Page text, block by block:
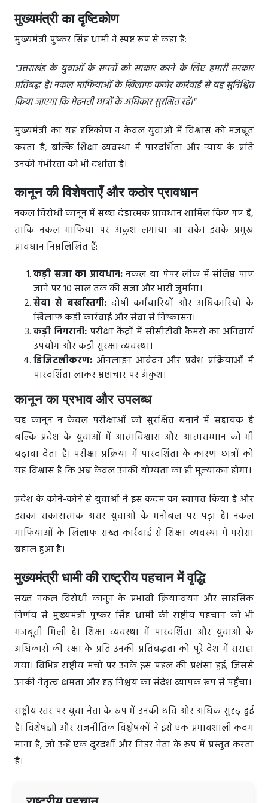
मुख्यमंत्री का दृष्टिकोण
मुख्यमंत्री पुष्कर सिंह धामी ने स्पष्ट रूप से कहा है:
"उत्तराखंड के युवाओं के सपनों को साकार करने के लिए हमारी सरकार
प्रतिबद्ध है। नकल माफियाओं के खिलाफ कठोर कार्रवाई से यह सुनिश्चित
किया जाएगा कि मेहनती छात्रों के अधिकार सुरक्षित रहें।"
मुख्यमंत्री का यह दृष्टिकोण न केवल युवाओं में विश्वास को मजबूत
करता है, बल्कि शिक्षा व्यवस्था में पारदर्शिता और न्याय के प्रति
उनकी गंभीरता को भी दर्शाता है।
कानून की विशेषताएँ और कठोर प्रावधान
नकल विरोधी कानून में सख्त दंडात्मक प्रावधान शामिल किए गए हैं,
ताकि नकल माफिया पर अंकुश लगाया जा सके। इसके प्रमुख
प्रावधान निम्नलिखित हैं:
कड़ी सजा का प्रावधान:नकल या पेपर लीक में संलिप्त पाए
जाने पर 10 साल तक की सजा और भारी जुर्माना।
सेवा से बर्खास्तगी:दोषी कर्मचारियों और अधिकारियों के
खिलाफ कड़ी कार्रवाई और सेवा से निष्कासन।
कड़ी निगरानी:परीक्षा केंद्रों में सीसीटीवी कैमरों का अनिवार्य
उपयोग और कड़ी सुरक्षा व्यवस्था।
डिजिटलीकरण: ऑनलाइन आवेदन और प्रवेश प्रक्रियाओं में
पारदर्शिता लाकर भ्रष्टाचार पर अंकुश।
कानून का प्रभाव और उपलब्ध
यह कानून न केवल परीक्षाओं को सुरक्षित बनाने में सहायक है
बल्कि प्रदेश के युवाओं में आत्मविश्वास और आत्मसम्मान को भी
बढ़ावा देता है। परीक्षा प्रक्रिया में पारदर्शिता के कारण छात्रों को
यह विश्वास है कि अब केवल उनकी योग्यता का ही मूल्यांकन होगा।
प्रदेश के कोने-कोने से युवाओं ने इस कदम का स्वागत किया है और
इसका सकारात्मक असर युवाओं के मनोबल पर पड़ा है। नकल
माफियाओं के खिलाफ सख्त कार्रवाई से शिक्षा व्यवस्था में भरोसा
बहाल हुआ है।
मुख्यमंत्री धामी की राष्ट्रीय पहचान में वृद्धि
सख्त नकल विरोधी कानून के प्रभावी क्रियान्वयन और साहसिक
निर्णय से मुख्यमंत्री पुष्कर सिंह धामी की राष्ट्रीय पहचान को भी
मजबूती मिली है। शिक्षा व्यवस्था में पारदर्शिता और युवाओं के
अधिकारों की रक्षा के प्रति उनकी प्रतिबद्धता को पूरे देश में सराहा
गया। विभिन्न राष्ट्रीय मंचों पर उनके इस पहल की प्रशंसा हुई, जिससे
उनकी नेतृत्व क्षमता और दृढ़ निश्चय का संदेश व्यापक रूप से पहुँचा।
राष्ट्रीय स्तर पर युवा नेता के रूप में उनकी छवि और अधिक सुदृढ़ हुई
है। विशेषज्ञों और राजनीतिक विश्लेषकों ने इसे एक प्रभावशाली कदम
माना है, जो उन्हें एक दूरदर्शी और निडर नेता के रूप में प्रस्तुत करता
है।